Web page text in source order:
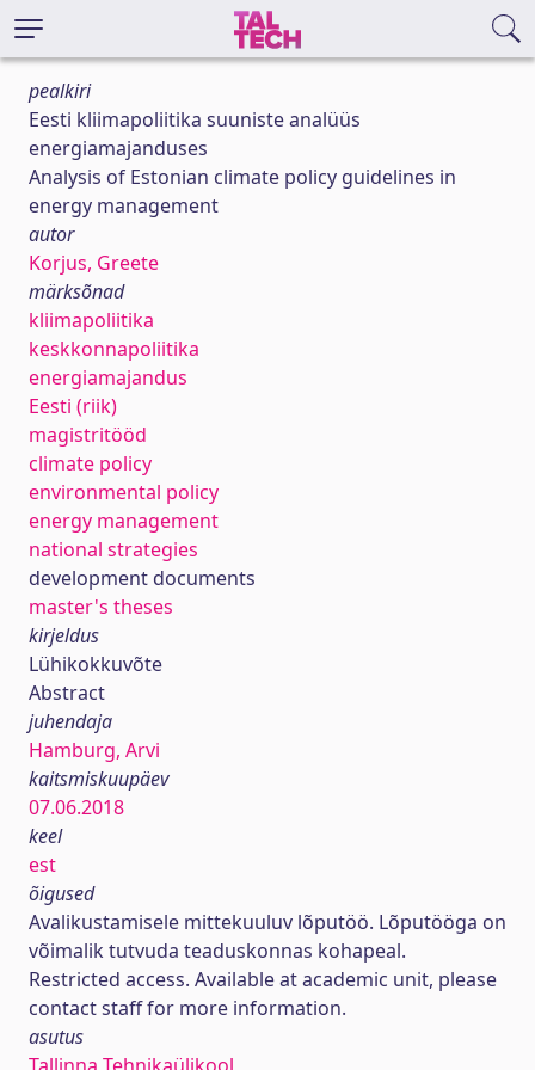
pealkiri
Eesti kliimapoliitika suuniste analüüs
energiamajanduses
Analysis of Estonian climate policy guidelines in
energy management
autor
Korjus, Greete
märksõnad
kliimapoliitika
keskkonnapoliitika
energiamajandus
Eesti (riik)
magistritööd
climate policy
environmental policy
energy management
national strategies
development documents
master's theses
kirjeldus
Lühikokkuvõte
Abstract
juhendaja
Hamburg, Arvi
kaitsmiskuupäev
07.06.2018
keel
est
õigused
Avalikustamisele mittekuuluv lõputöö. Lõputööga on
võimalik tutvuda teaduskonnas kohapeal.
Restricted access. Available at academic unit, please
contact staff for more information.
asutus